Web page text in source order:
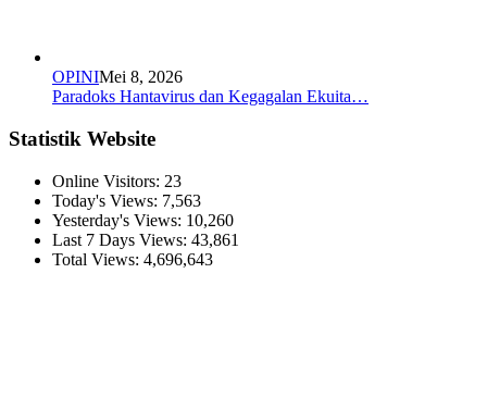
OPINIMei 8, 2026
Paradoks Hantavirus dan Kegagalan Ekuita…
Statistik Website
Online Visitors: 23
Today's Views: 7,563
Yesterday's Views: 10,260
Last 7 Days Views: 43,861
Total Views: 4,696,643